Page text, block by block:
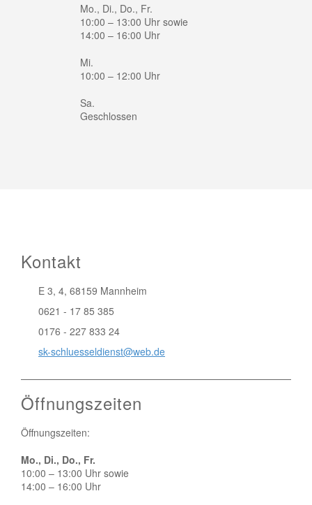
Mo., Di., Do., Fr.
10:00 – 13:00 Uhr sowie
14:00 – 16:00 Uhr
Mi.
10:00 – 12:00 Uhr
Sa.
Geschlossen
Kontakt
E 3, 4, 68159 Mannheim
0621 - 17 85 385
0176 - 227 833 24
sk-schluesseldienst@web.de
Öffnungszeiten
Öffnungszeiten:
Mo., Di., Do., Fr.
10:00 – 13:00 Uhr sowie
14:00 – 16:00 Uhr